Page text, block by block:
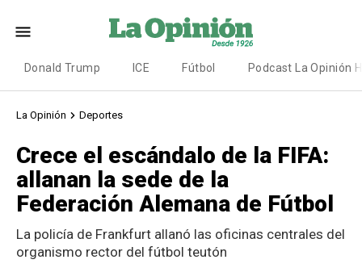
Donald Trump ICE Fútbol Podcast La Opinión
La Opinión Deportes
Crece el escándalo de la FIFA:
allanan la sede de la
Federación Alemana de Fútbol
La policía de Frankfurt allanó las oficinas centrales del
organismo rector del fútbol teutón